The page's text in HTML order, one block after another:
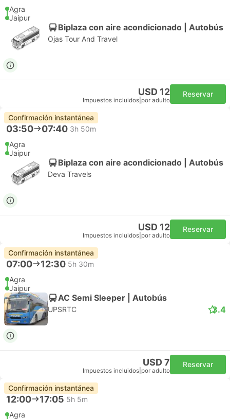
Agra
Jaipur
Biplaza con aire acondicionado | Autobús
Ojas Tour And Travel
USD 12
Impuestos incluidos por adulto
Reservar
Confirmación instantánea
03:50 07:40 3h 50m
Agra
Jaipur
Biplaza con aire acondicionado | Autobús
Deva Travels
USD 12
Impuestos incluidos por adulto
Reservar
Confirmación instantánea
07:00 12:30 5h 30m
Agra
Jaipur
AC Semi Sleeper | Autobús
UPSRTC 3.4
USD 7
Impuestos incluidos por adulto
Reservar
Confirmación instantánea
12:00 17:05 5h 5m
Agra